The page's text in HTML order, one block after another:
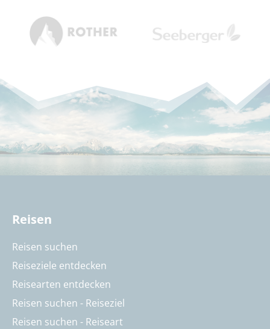
Reisen
Reisen suchen
Reiseziele entdecken
Reisearten entdecken
Reisen suchen - Reiseziel
Reisen suchen - Reiseart